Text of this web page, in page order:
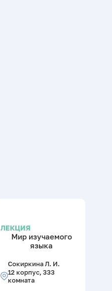
ЛЕКЦИЯ
Мир изучаемого
языка
Сокиркина Л. И.
12 корпус, 333
комната